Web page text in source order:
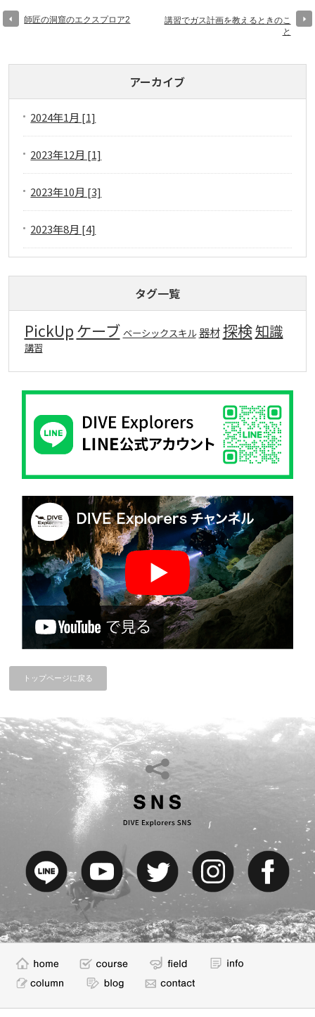
師匠の洞窟のエクスプロア2
講習でガス計画を教えるときのこ
と
アーカイブ
2024年1月 [1]
2023年12月 [1]
2023年10月 [3]
2023年8月 [4]
タグ一覧
PickUpケーブ ベーシックスキル 器材 探検知識
講習
トップページに戻る